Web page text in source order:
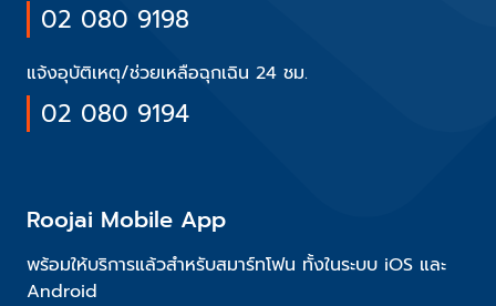
02 080 9198
แจ้งอุบัติเหตุ/ช่วยเหลือฉุกเฉิน 24 ชม.
02 080 9194
Roojai Mobile App
พร้อมให้บริการแล้วสำหรับสมาร์ทโฟน ทั้งในระบบ iOS และ
Android